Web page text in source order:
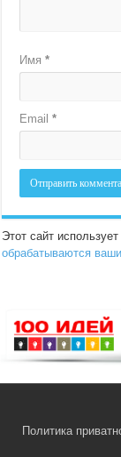
Имя*
Email*
Этот сайт
обрабатываются
Политика